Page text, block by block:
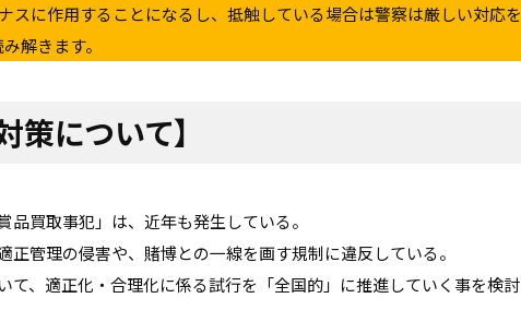
スに作用することになるし、抵触している場合は警察は厳しい対応を
解きます。
について】
品買取事犯」は、近年も発生している。
正管理の侵害や、賭博との一線を画す規制に違反している。
て、適正化・合理化に係る試行を「全国的」に推進していく事を検討